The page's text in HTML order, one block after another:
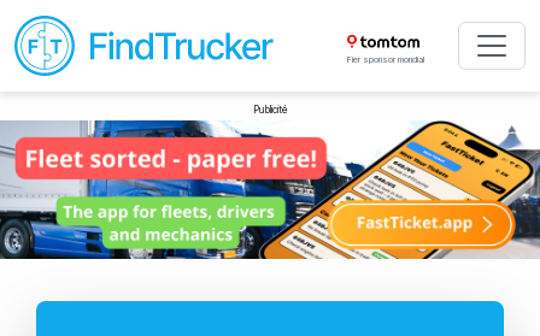
Fier sponsor mondial
Publicité